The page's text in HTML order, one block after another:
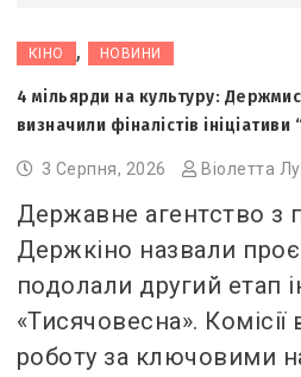
КІНО , НОВИНИ
4 мільярди на культуру:
визначили фіналістів
3 Серпня, 2026 Віолетта
Державне агентство з
Держкіно назвали
подолали другий етап
«Тисячовесна».
роботу за ключовими